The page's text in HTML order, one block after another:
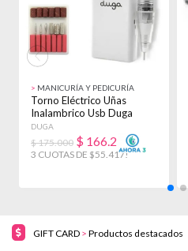
> MANICURÍA Y PEDICURÍA
Torno Eléctrico Uñas
Inalambrico Usb Duga
30.000 Rpm D297
DUGA
$ 175.000 $ 166.250
3 CUOTAS DE $55.417!
GIFT CARD > Productos destacados